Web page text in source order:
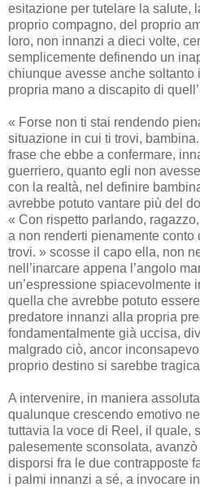
esitazione per tutelare la salute,
proprio compagno, del proprio
loro, non innanzi a dieci volte,
semplicemente definendo un
chiunque avesse anche soltanto
propria mano a discapito di
« Forse non ti stai rendendo
situazione in cui ti trovi,
frase che ebbe a confermare,
guerriero, quanto egli non
con la realtà, nel definire
avrebbe potuto vantare più del
« Con rispetto parlando,
a non renderti pienamente
trovi. » scosse il capo ella, non
nell’inarcare appena l’angolo
un’espressione spiacevolmente
quella che avrebbe potuto
predatore innanzi alla propria
fondamentalmente già uccisa,
malgrado ciò, ancor
proprio destino si sarebbe
A intervenire, in maniera
qualunque crescendo emotivo
tuttavia la voce di Reel, il quale,
palesemente sconsolata,
disporsi fra le due contrapposte
i palmi innanzi a sé, a invocare